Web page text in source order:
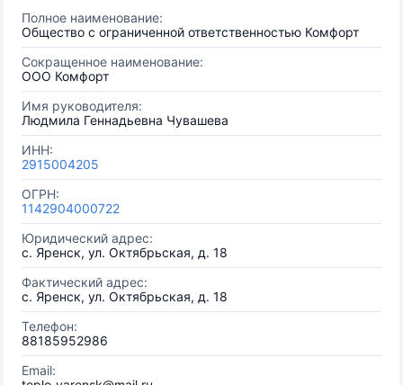
Полное наименование:
Общество с ограниченной ответственностью Комфорт
Сокращенное наименование:
ООО Комфорт
Имя руководителя:
Людмила Геннадьевна Чувашева
ИНН:
2915004205
ОГРН:
1142904000722
Юридический адрес:
с. Яренск, ул. Октябрьская, д. 18
Фактический адрес:
с. Яренск, ул. Октябрьская, д. 18
Телефон:
88185952986
Email: